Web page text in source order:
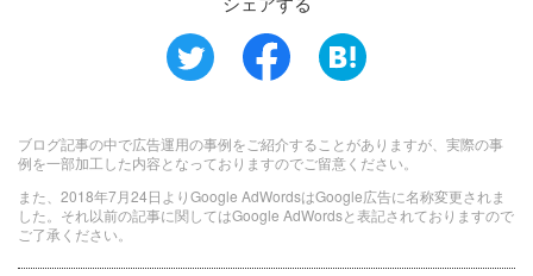
ブログ記事の中で広告運用の事例をご紹介することがありますが、実際の事
例を一部加工した内容となっておりますのでご留意ください。
また、2018年7月24日よりGoogle AdWordsはGoogle広告に名称変更されま
した。それ以前の記事に関してはGoogle AdWordsと表記されておりますので
ご了承ください。